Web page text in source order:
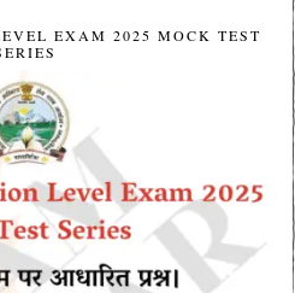
EXAM 2025 MOCK TEST